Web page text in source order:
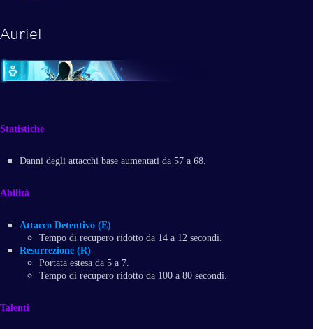
Auriel
Statistiche
Danni degli attacchi base aumentati da 57 a 68.
Abilità
Attacco Detentivo (E)
Tempo di recupero ridotto da 14 a 12 secondi.
Resurrezione (R)
Portata estesa da 5 a 7.
Tempo di recupero ridotto da 100 a 80 secondi.
Talenti